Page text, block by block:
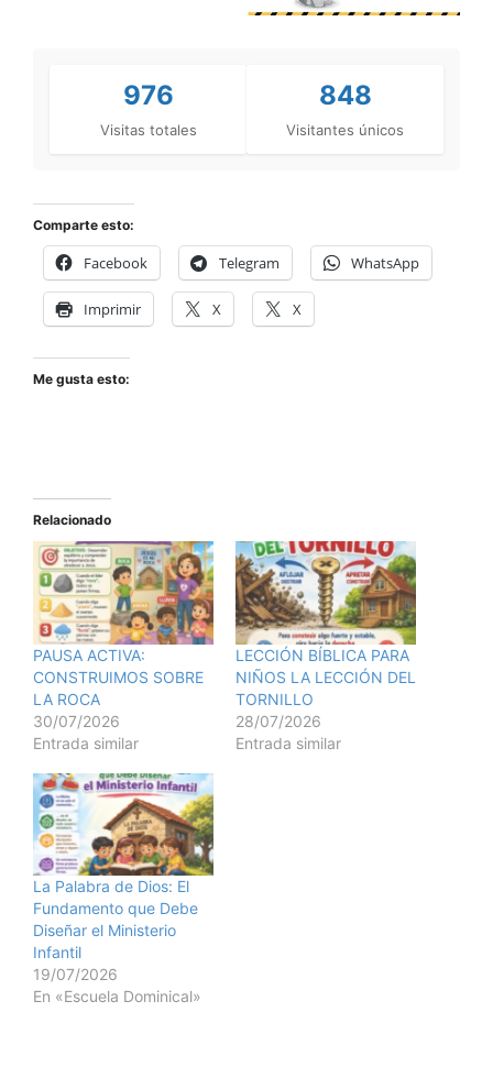
976
Visitas totales
848
Visitantes únicos
Comparte esto:
Facebook Telegram WhatsApp
Imprimir X X
Me gusta esto:
Relacionado
PAUSA ACTIVA:
CONSTRUIMOS SOBRE
LA ROCA
30/07/2026
Entrada similar
LECCIÓN BÍBLICA PARA
NIÑOS LA LECCIÓN DEL
TORNILLO
28/07/2026
Entrada similar
La Palabra de Dios: El
Fundamento que Debe
Diseñar el Ministerio
Infantil
19/07/2026
En «Escuela Dominical»